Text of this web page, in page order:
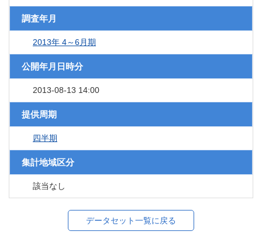
調査年月
2013年 4～6月期
公開年月日時分
2013-08-13 14:00
提供周期
四半期
集計地域区分
該当なし
データセット一覧に戻る